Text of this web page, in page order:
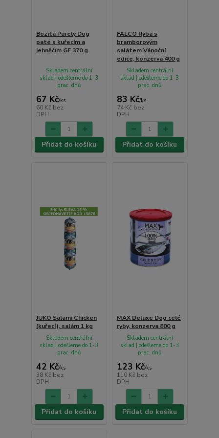
Bozita Purely Dog
paté s kuřecím a
jehněčím GF 370 g
67 Kč/ks
60 Kč bez
DPH
Skladem centrální
sklad | odešleme do 1-3
prac. dnů
Přidat do košíku
FALCO Ryba s
bramborovým
salátem Vánoční
edice, konzerva 400 g
83 Kč/ks
74 Kč bez
DPH
Skladem centrální
sklad | odešleme do 1-3
prac. dnů
Přidat do košíku
JUKO Salami Chicken
(kuřecí), salám 1 kg
42 Kč/ks
38 Kč bez
DPH
Skladem centrální
sklad | odešleme do 1-3
prac. dnů
Přidat do košíku
MAX Deluxe Dog celé
ryby, konzerva 800 g
123 Kč/ks
110 Kč bez
DPH
Skladem centrální
sklad | odešleme do 1-3
prac. dnů
Přidat do košíku